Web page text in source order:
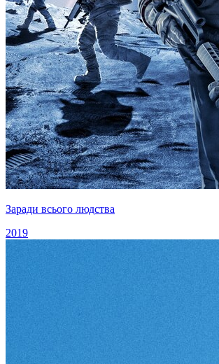
Заради всього людства
2019